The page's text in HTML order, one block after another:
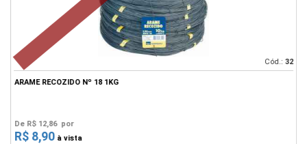
Cód.: 32
ARAME RECOZIDO Nº 18 1KG
De R$ 12,86 por
R$ 8,90 à vista